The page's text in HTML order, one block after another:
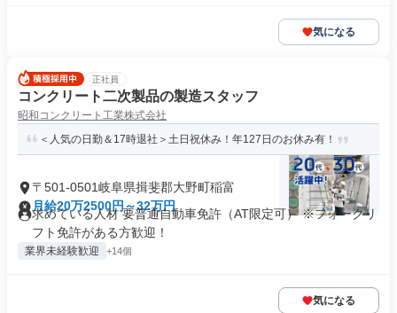
気になる
正社員
コンクリート二次製品の製造スタッフ
昭和コンクリート工業株式会社
＜人気の日勤＆17時退社＞土日祝休み！年127⽇のお休み有！
〒501-0501岐阜県揖斐郡大野町稲富
月給20万2500円～32万円
求めている人材 要普通自動車免許（AT限定可） ※フォークリ
フト免許がある方歓迎！
業界未経験歓迎 +14個
気になる